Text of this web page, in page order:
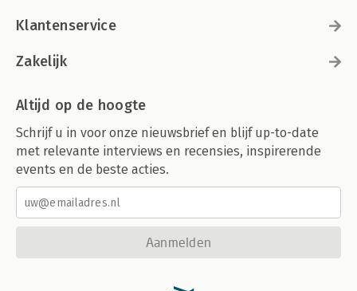
Klantenservice
Zakelijk
Altijd op de hoogte
Schrijf u in voor onze nieuwsbrief en blijf up-to-date
met relevante interviews en recensies, inspirerende
events en de beste acties.
Aanmelden